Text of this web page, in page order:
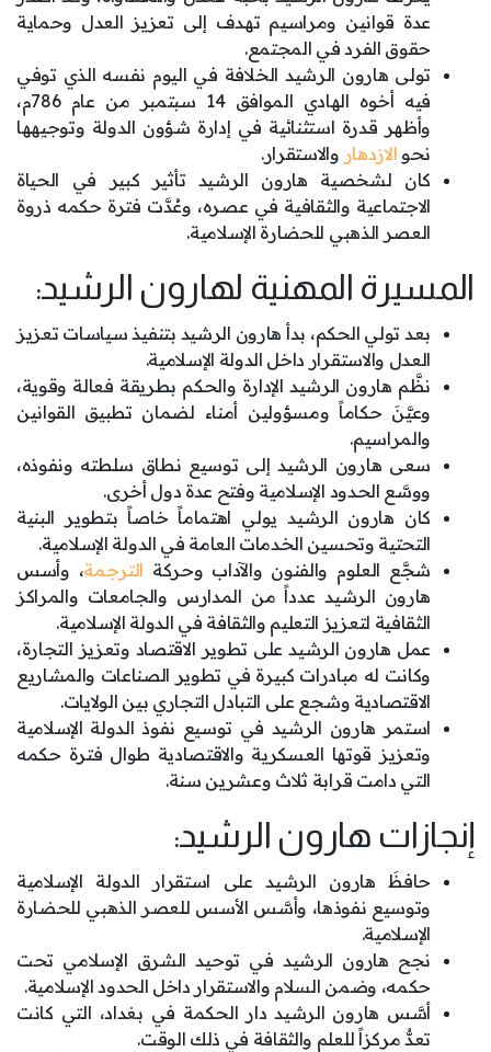
عدة قوانين ومراسيم تهدف إلى تعزيز العدل وحماية
حقوق الفرد في المجتمع.
تولى هارون الرشيد الخلافة في اليوم نفسه الذي توفي
فيه أخوه الهادي الموافق 14 سبتمبر من عام 786م،
وأظهر قدرة استثنائية في إدارة شؤون الدولة وتوجيهها
نحو الازدهار والاستقرار.
كان لشخصية هارون الرشيد تأثير كبير في الحياة
الاجتماعية والثقافية في عصره، وعُدَّت فترة حكمه ذروة
العصر الذهبي للحضارة الإسلامية.
المسيرة المهنية لهارون الرشيد:
بعد تولي الحكم، بدأ هارون الرشيد بتنفيذ سياسات تعزيز
العدل والاستقرار داخل الدولة الإسلامية.
نظَّم هارون الرشيد الإدارة والحكم بطريقة فعالة وقوية،
وعيَّنَ حكاماً ومسؤولين أمناء لضمان تطبيق القوانين
والمراسيم.
سعى هارون الرشيد إلى توسيع نطاق سلطته ونفوذه،
ووسَّع الحدود الإسلامية وفتح عدة دول أخرى.
كان هارون الرشيد يولي اهتماماً خاصاً بتطوير البنية
التحتية وتحسين الخدمات العامة في الدولة الإسلامية.
شجَّع العلوم والفنون والآداب وحركة الترجمة، وأسس
هارون الرشيد عدداً من المدارس والجامعات والمراكز
الثقافية لتعزيز التعليم والثقافة في الدولة الإسلامية.
عمل هارون الرشيد على تطوير الاقتصاد وتعزيز التجارة،
وكانت له مبادرات كبيرة في تطوير الصناعات والمشاريع
الاقتصادية وشجع على التبادل التجاري بين الولايات.
استمر هارون الرشيد في توسيع نفوذ الدولة الإسلامية
وتعزيز قوتها العسكرية والاقتصادية طوال فترة حكمه
التي دامت قرابة ثلاث وعشرين سنة.
إنجازات هارون الرشيد:
حافظَ هارون الرشيد على استقرار الدولة الإسلامية
وتوسيع نفوذها، وأسَّس الأسس للعصر الذهبي للحضارة
الإسلامية.
نجح هارون الرشيد في توحيد الشرق الإسلامي تحت
حكمه، وضمن السلام والاستقرار داخل الحدود الإسلامية.
أسَّس هارون الرشيد دار الحكمة في بغداد، التي كانت
تعدُّ مركزاً للعلم والثقافة في ذلك الوقت.